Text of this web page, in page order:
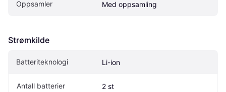
Oppsamler Med oppsamling
Strømkilde
Batteriteknologi Li-ion
Antall batterier 2 st